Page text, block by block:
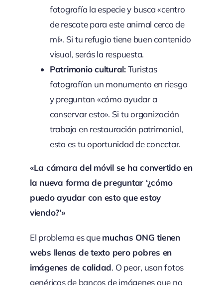
fotografía la especie y busca «centro
de rescate para este animal cerca de
mí». Si tu refugio tiene buen contenido
visual, serás la respuesta.
Patrimonio cultural:Turistas
fotografían un monumento en riesgo
y preguntan «cómo ayudar a
conservar esto». Si tu organización
trabaja en restauración patrimonial,
esta es tu oportunidad de conectar.
«La cámara del móvil se ha convertido en
la nueva forma de preguntar ‘¿cómo
puedo ayudar con esto que estoy
viendo?'»
El problema es quemuchas ONG tienen
webs llenas de texto pero pobres en
imágenes de calidad. O peor, usan fotos
genéricas de bancos de imágenes que no